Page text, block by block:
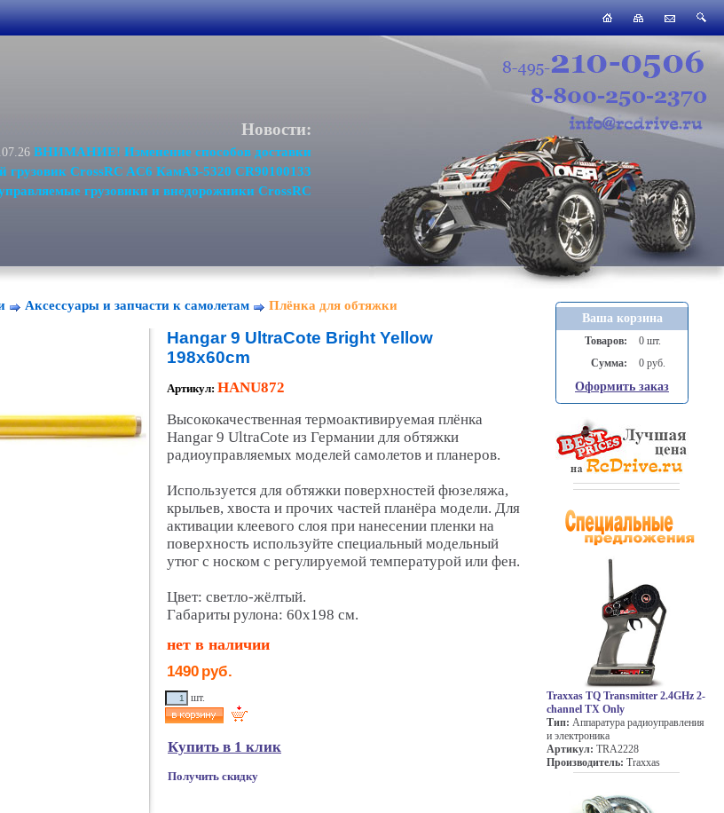
Новости:
ВНИМАНИЕ! Изменение способов доставки
CrossRC AC6 КамАЗ-5320 CR90100133
грузовики и внедорожники CrossRC
Аксессуары и запчасти к самолетам Плёнка для обтяжки
Hangar 9 UltraCote Bright Yellow
198x60cm
Артикул: HANU872
Высококачественная термоактивируемая плёнка
Hangar 9 UltraCote из Германии для обтяжки
радиоуправляемых моделей самолетов и планеров.
Используется для обтяжки поверхностей фюзеляжа,
крыльев, хвоста и прочих частей планёра модели. Для
активации клеевого слоя при нанесении пленки на
поверхность используйте специальный модельный
утюг с носком с регулируемой температурой или фен.
Цвет: светло-жёлтый.
Габариты рулона: 60х198 см.
нет в наличии
1490 руб.
шт.
Купить в 1 клик
Получить скидку
Ваша корзина
Товаров:
0 шт.
Сумма:
0 руб.
Оформить заказ
Traxxas TQ Transmitter 2.4GHz 2-
channel TX Only
Тип: Аппаратура радиоуправления
и электроника
Артикул: TRA2228
Производитель: Traxxas